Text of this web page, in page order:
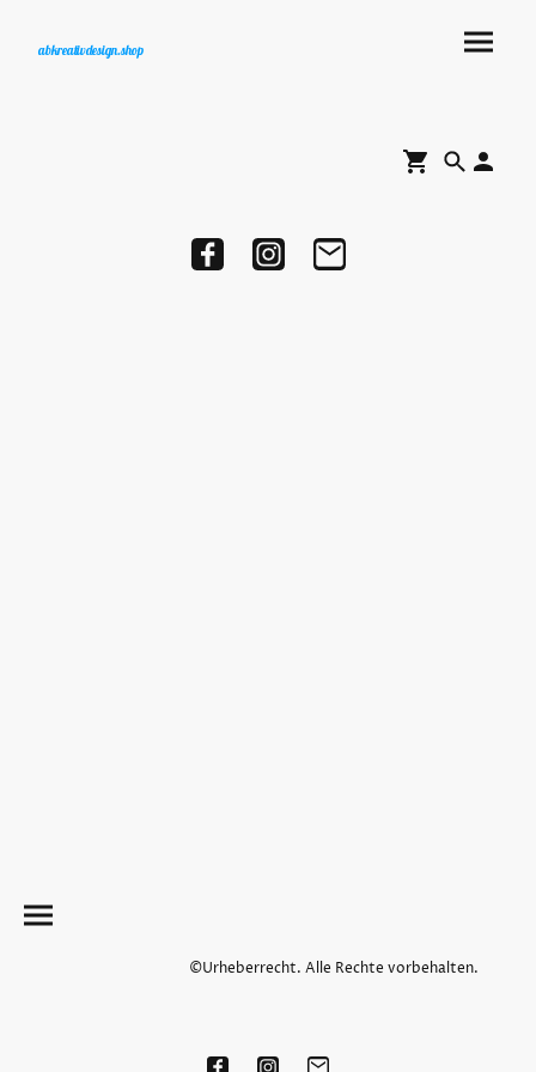
abkreativdesign.shop
©Urheberrecht. Alle Rechte vorbehalten.